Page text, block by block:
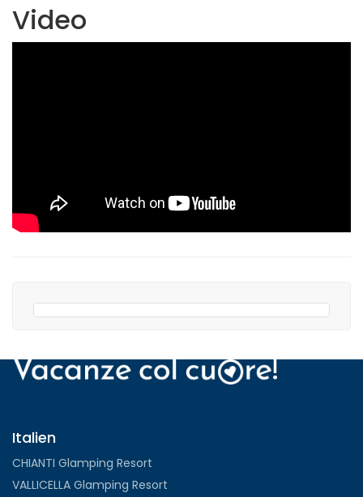
Video
Italien
CHIANTI Glamping Resort
VALLICELLA Glamping Resort